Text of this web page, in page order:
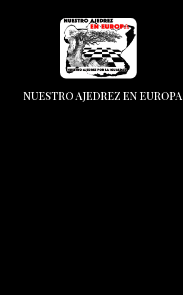
NUESTRO AJEDREZ EN EUROPA